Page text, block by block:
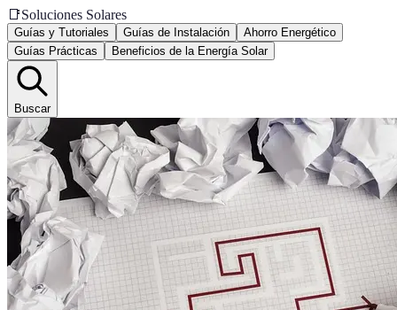
📑Soluciones Solares
Guías y Tutoriales Guías de Instalación
Ahorro Energético
Guías Prácticas
Beneficios de la Energía Solar
Buscar